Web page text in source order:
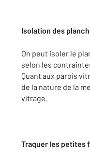
Isolation des
On peut isoler le
selon les
Quant aux parois
de la nature de la
vitrage.
Traquer les petites